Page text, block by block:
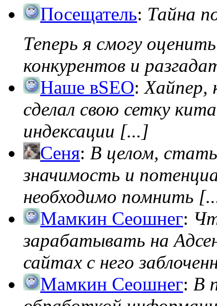
Посещатель: Тайна
Теперь я смогу
конкурентов и
Наше вSEO:Хайпер,
сделал свою сетку
индексации [...]
Сеня: В целом,
значимость и
необходимо помнить
Мамкин Сеошнег:
зарабатывать на
сайтах с него
Мамкин Сеошнег: В